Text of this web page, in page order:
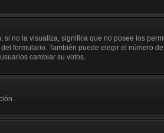
no la visualiza, significa que no posee los
formulario. También puede elegir el número
cambiar su votos.